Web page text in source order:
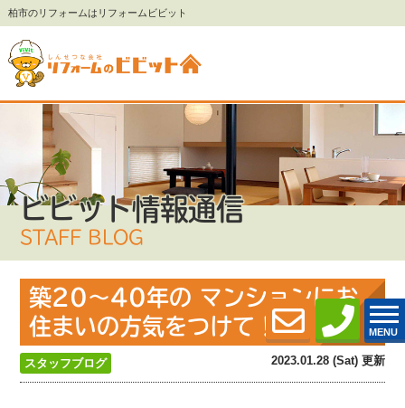
柏市のリフォームはリフォームビビット
MENU
ビビット情報通信
STAFF BLOG
築20〜40年の マンションにお
住まいの方気をつけて！
スタッフブログ 2023.01.28 (Sat) 更新